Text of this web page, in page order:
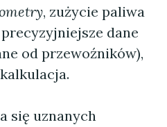
, zużycie paliwa
dane
od przewoźników),
się uznanych